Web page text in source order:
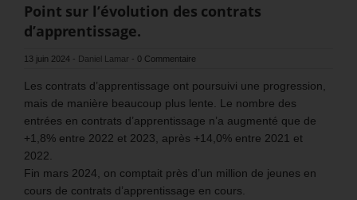
Point sur l’évolution des contrats
d’apprentissage.
13 juin 2024 - Daniel Lamar - 0 Commentaire
Les contrats d’apprentissage ont poursuivi une progression,
mais de manière beaucoup plus lente. Le nombre des
entrées en contrats d’apprentissage n’a augmenté que de
+1,8% entre 2022 et 2023, après +14,0% entre 2021 et
2022.
Fin mars 2024, on comptait près d’un million de jeunes en
cours de contrats d’apprentissage en cours.